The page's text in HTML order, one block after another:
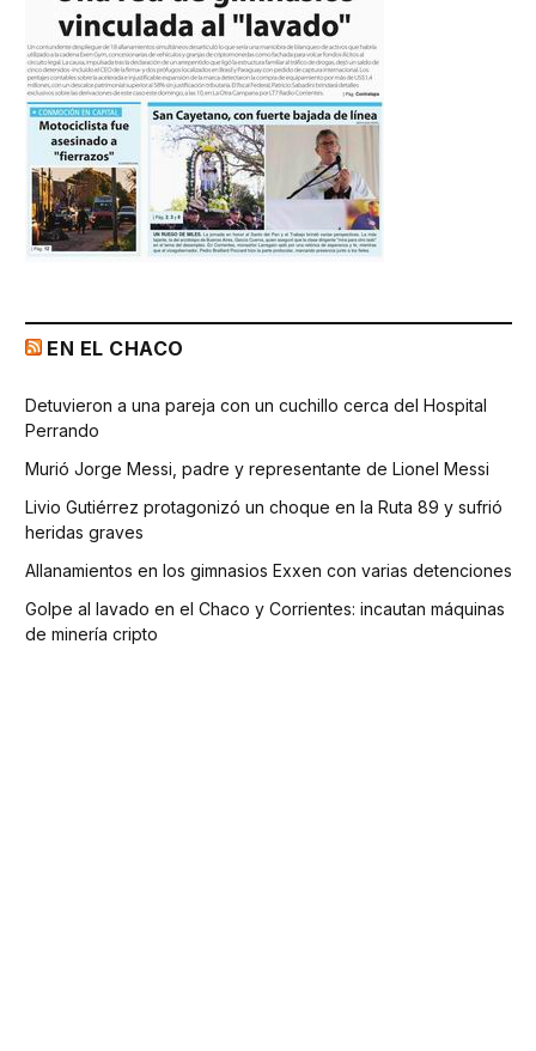
EN EL CHACO
Detuvieron a una pareja con un cuchillo cerca del Hospital
Perrando
Murió Jorge Messi, padre y representante de Lionel Messi
Livio Gutiérrez protagonizó un choque en la Ruta 89 y sufrió
heridas graves
Allanamientos en los gimnasios Exxen con varias detenciones
Golpe al lavado en el Chaco y Corrientes: incautan máquinas
de minería cripto